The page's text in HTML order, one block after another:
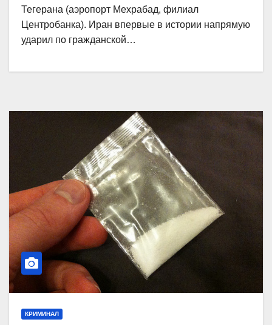
Тегерана (аэропорт Мехрабад, филиал
Центробанка). Иран впервые в истории напрямую
ударил по гражданской…
КРИМИНАЛ